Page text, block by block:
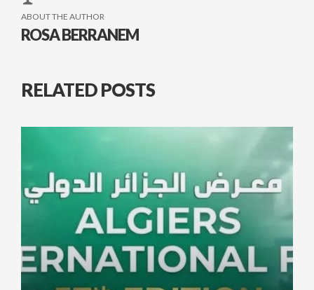
ABOUT THE AUTHOR
ROSA BERRANEM
RELATED POSTS